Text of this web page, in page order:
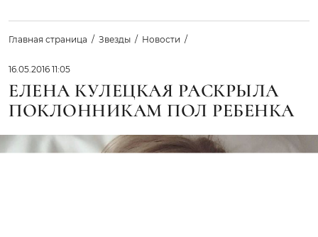
Главная страница Звезды Новости
16.05.2016 11:05
ЕЛЕНА КУЛЕЦКАЯ РАСКРЫЛА
ПОКЛОННИКАМ ПОЛ РЕБЕНКА